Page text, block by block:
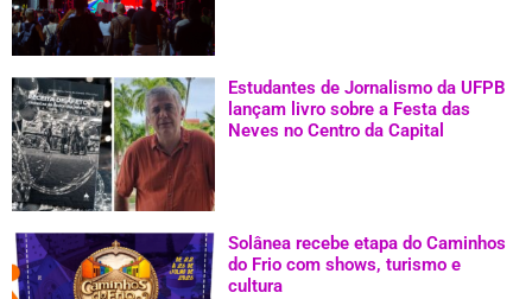
Estudantes de Jornalismo da UFPB
lançam livro sobre a Festa das
Neves no Centro da Capital
Solânea recebe etapa do Caminhos
do Frio com shows, turismo e
cultura